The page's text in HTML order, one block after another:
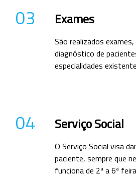
03 Exames
São realizados
diagnóstico de
especialidades
04 Serviço Social
O Serviço Social visa
paciente, sempre que
funciona de 2ª a 6ª